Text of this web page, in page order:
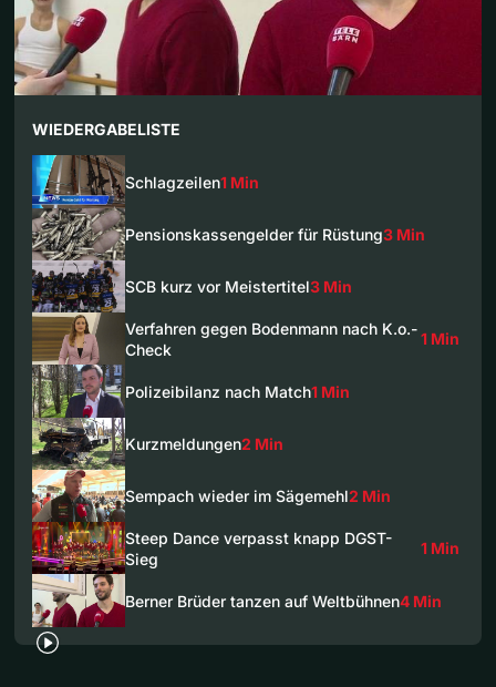
WIEDERGABELISTE
Schlagzeilen1 Min
Pensionskassengelder für Rüstung3 Min
SCB kurz vor Meistertitel3 Min
Verfahren gegen Bodenmann nach K.o.-
Check
1 Min
Polizeibilanz nach Match1 Min
Kurzmeldungen2 Min
Sempach wieder im Sägemehl2 Min
Steep Dance verpasst knapp DGST-
Sieg
1 Min
Berner Brüder tanzen auf Weltbühnen4 Min